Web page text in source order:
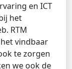
en ICT
het
RTM
vindbaar
te zorgen
we ook de